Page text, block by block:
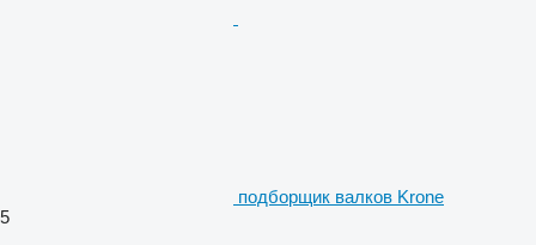
подборщик валков Krone
5